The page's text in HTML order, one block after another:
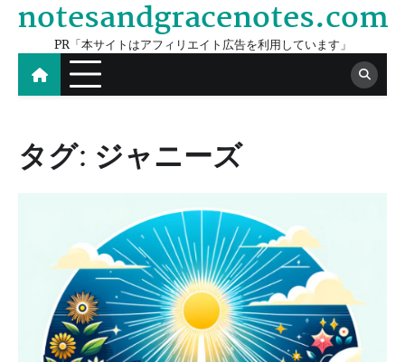
Skip
content
notesandgracenotes.com
PR「本サイトはアフィリエイト広告を利用しています」
タグ: ジャニーズ